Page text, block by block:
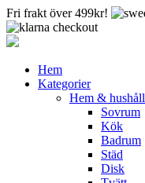
Fri frakt över 499kr!
Hem
Kategorier
Hem & hushåll
Sovrum
Kök
Badrum
Städ
Disk